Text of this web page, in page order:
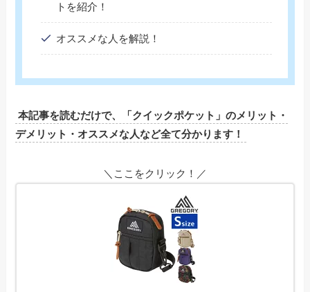
トを紹介！
オススメな人を解説！
本記事を読むだけで、「クイックポケット」のメリット・
デメリット・オススメな人など全て分かります！
＼ここをクリック！／